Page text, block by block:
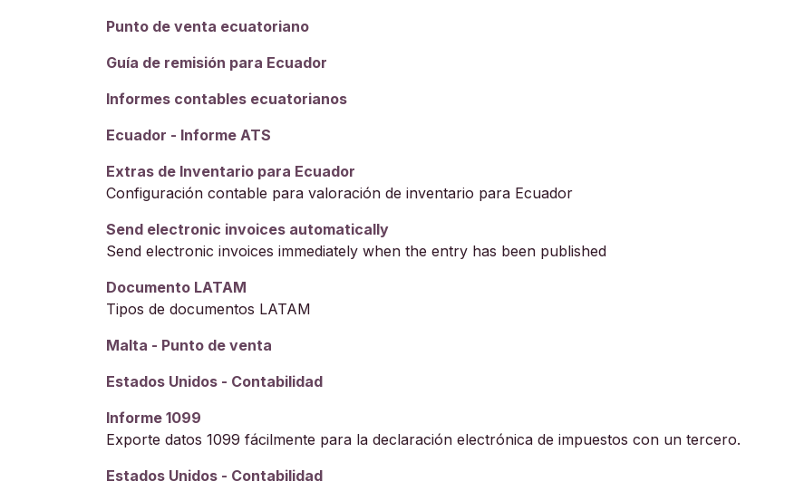
Punto de venta ecuatoriano
Guía de remisión para Ecuador
Informes contables ecuatorianos
Ecuador - Informe ATS
Extras de Inventario para Ecuador
Configuración contable para valoración de inventario para Ecuador
Send electronic invoices automatically
Send electronic invoices immediately when the entry has been published
Documento LATAM
Tipos de documentos LATAM
Malta - Punto de venta
Estados Unidos - Contabilidad
Informe 1099
Exporte datos 1099 fácilmente para la declaración electrónica de impuestos con un tercero.
Estados Unidos - Contabilidad